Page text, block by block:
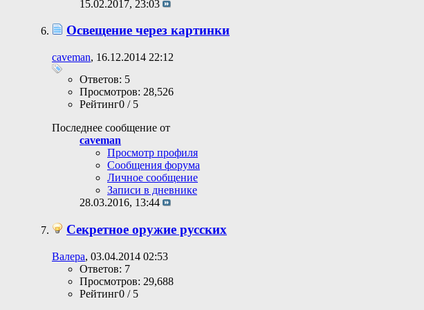
15.02.2017, 23:03
Освещение через картинки
caveman, 16.12.2014 22:12
Ответов: 5
Просмотров: 28,526
Рейтинг0 / 5
Последнее сообщение от
caveman
Просмотр профиля
Сообщения форума
Личное сообщение
Записи в дневнике
28.03.2016, 13:44
Секретное оружие русских
Валера, 03.04.2014 02:53
Ответов: 7
Просмотров: 29,688
Рейтинг0 / 5